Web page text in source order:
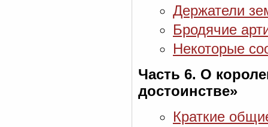
Держатели
Бродячие
Некоторые
Часть 6. О
достоинстве»
Краткие